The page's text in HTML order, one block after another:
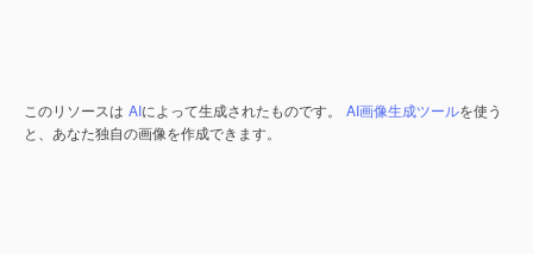
このリソースは AIによって生成されたものです。 AI画像生成ツールを使う
と、あなた独自の画像を作成できます。